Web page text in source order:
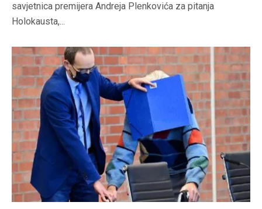
savjetnica premijera Andreja Plenkovića za pitanja
Holokausta,...